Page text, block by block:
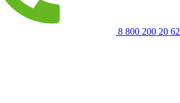
8 800 200 20 62